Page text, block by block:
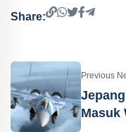
Share:
Previous
Masuk